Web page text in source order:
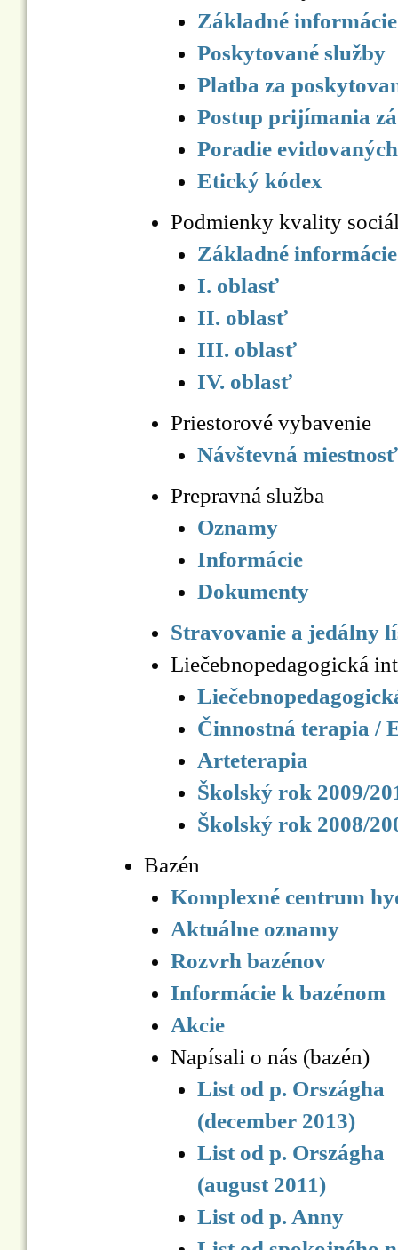
Základné informácie
Poskytované služby
Platba za
Postup prijímania
Poradie
Etický kódex
Podmienky kvality
Základné informácie
I. oblasť
II. oblasť
III. oblasť
IV. oblasť
Priestorové vybavenie
Návštevná miestnosť
Prepravná služba
Oznamy
Informácie
Dokumenty
Stravovanie a jedálny
Liečebnopedagogická
Činnostná terapia /
Arteterapia
Školský rok 2009/
Školský rok 2008/
Bazén
Komplexné centrum
Aktuálne oznamy
Rozvrh bazénov
Informácie k bazénom
Akcie
Napísali o nás (bazén)
List od p. Országha
(december 2013)
List od p. Országha
(august 2011)
List od p. Anny